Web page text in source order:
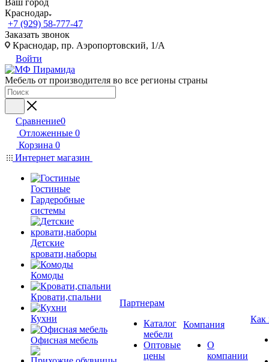
Ваш город
Краснодар
+7 (929) 58-777-47
Заказать звонок
Краснодар, пр. Аэропортовский, 1/А
Войти
Мебель от производителя во все регионы страны
Сравнение0
Отложенные 0
Корзина 0
Интернет магазин
Гостиные
Гардеробные
системы
Детские
кровати,наборы
Комоды
Кровати,спальни
Кухни
Офисная мебель
Партнерам
Каталог
мебели
Оптовые
цены
Компания
О
компании
Как